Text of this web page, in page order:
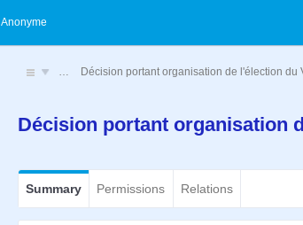
Anonyme
… Décision portant organisation de l'élection du
Décision portant organisation
Summary Permissions Relations